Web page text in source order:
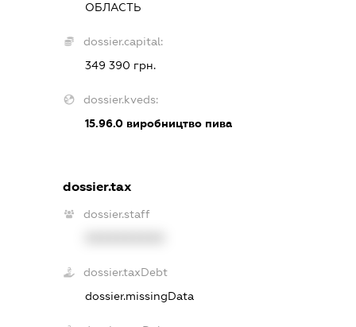
ОБЛАСТЬ
dossier.capital:
349 390 грн.
dossier.kveds:
15.96.0 виробництво пива
dossier.tax
dossier.staff
dossier.taxDebt
dossier.missingData